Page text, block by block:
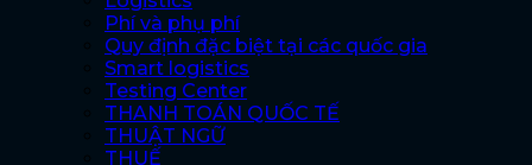
Phí và phụ phí
Quy định đặc biệt tại các quốc gia
Smart logistics
Testing Center
THANH TOÁN QUỐC TẾ
THUẬT NGỮ
THUẾ